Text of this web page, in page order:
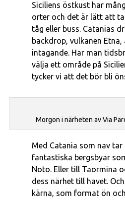
Siciliens östkust har
orter och det är lätt att
tåg eller buss. Catanias
backdrop, vulkanen
intagande. Har man
välja ett område på
tycker vi att det bör bli
Morgon i närheten av Via
Med Catania som nav
fantastiska bergsbyar
Noto. Eller till Taormina
dess närhet till havet.
kärna, som format ön